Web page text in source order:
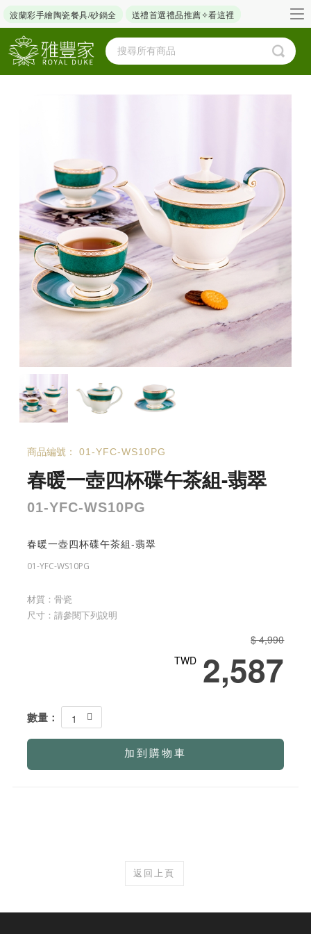
波蘭彩手繪陶瓷餐具/砂鍋全 送禮首選禮品推薦✧看這裡
商品編號： 01-YFC-WS10PG
春暖一壺四杯碟午茶組-翡翠
01-YFC-WS10PG
春暖一壺四杯碟午茶組-翡翠
01-YFC-WS10PG
材質：骨瓷
尺寸：請參閱下列說明
$ 4,990
TWD 2,587
數量： 1
加到購物車
返回上頁